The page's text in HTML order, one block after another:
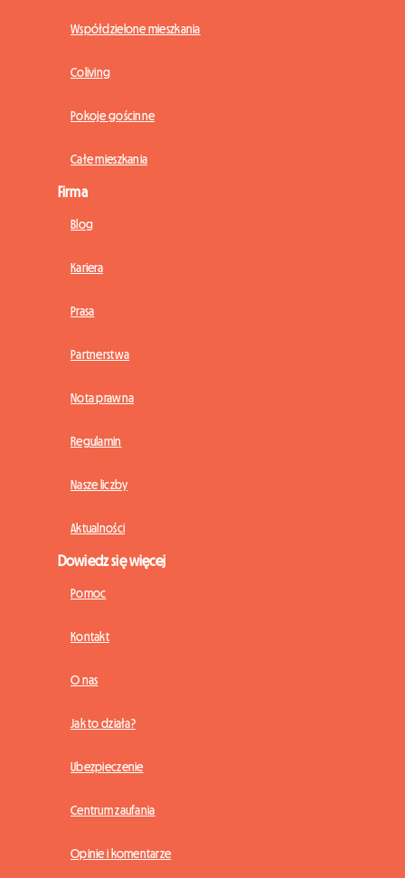
Współdzielone mieszkania
Coliving
Pokoje gościnne
Całe mieszkania
Firma
Blog
Kariera
Prasa
Partnerstwa
Nota prawna
Regulamin
Nasze liczby
Aktualności
Dowiedz się więcej
Pomoc
Kontakt
O nas
Jak to działa?
Ubezpieczenie
Centrum zaufania
Opinie i komentarze